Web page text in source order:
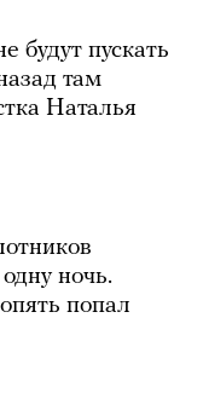
будут пускать
там
Наталья
ночь.
попал